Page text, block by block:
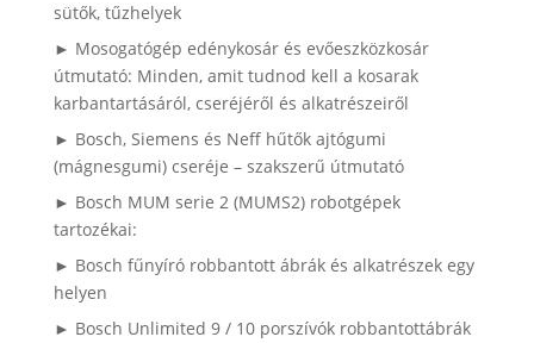
sütők, tűzhelyek
► Mosogatógép edénykosár és evőeszközkosár
útmutató: Minden, amit tudnod kell a kosarak
karbantartásáról, cseréjéről és alkatrészeiről
► Bosch, Siemens és Neff hűtők ajtógumi
(mágnesgumi) cseréje – szakszerű útmutató
► Bosch MUM serie 2 (MUMS2) robotgépek
tartozékai:
► Bosch fűnyíró robbantott ábrák és alkatrészek egy
helyen
► Bosch Unlimited 9 / 10 porszívók robbantottábrák